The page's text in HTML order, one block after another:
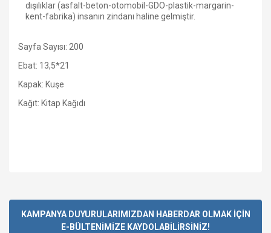
dışılıklar (asfalt-beton-otomobil-GDO-plastik-margarin-
kent-fabrika) insanın zindanı haline gelmiştir.
Sayfa Sayısı: 200
Ebat: 13,5*21
Kapak: Kuşe
Kağıt: Kitap Kağıdı
KAMPANYA DUYURULARIMIZDAN HABERDAR OLMAK İÇİN
E-BÜLTENİMİZE KAYDOLABİLİRSİNİZ!